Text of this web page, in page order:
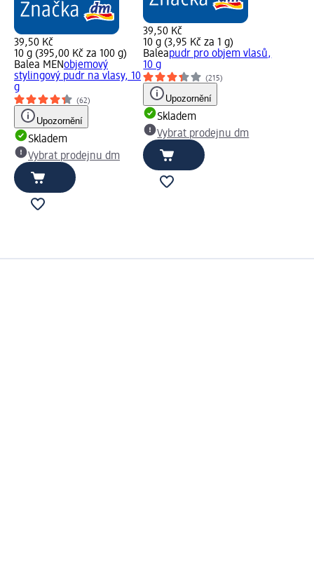
39,50 Kč
10 g (395,00 Kč za 100 g)
Balea MENobjemový
stylingový pudr na vlasy, 10
g
(62)
Upozornění
Skladem
Vybrat prodejnu dm
39,50 Kč
10 g (3,95 Kč za 1 g)
Baleapudr pro objem vlasů,
10 g
(215)
Upozornění
Skladem
Vybrat prodejnu dm